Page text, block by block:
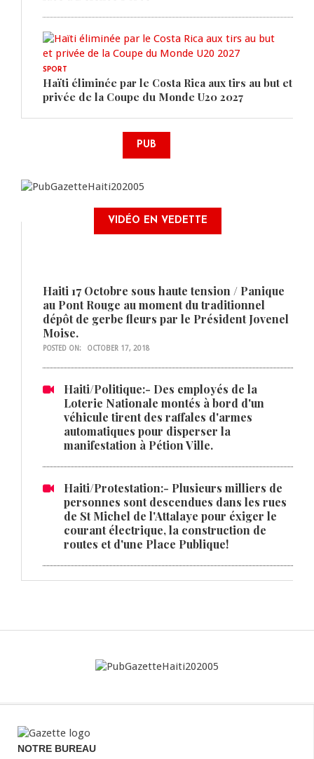
SPORT
Haïti éliminée par le Costa Rica aux tirs au but et
privée de la Coupe du Monde U20 2027
PUB
VIDÉO EN VEDETTE
Haiti 17 Octobre sous haute tension / Panique
au Pont Rouge au moment du traditionnel
dépôt de gerbe fleurs par le Président Jovenel
Moise.
POSTED ON: OCTOBER 17, 2018
Haiti/Politique:- Des employés de la
Loterie Nationale montés à bord d'un
véhicule tirent des raffales d'armes
automatiques pour disperser la
manifestation à Pétion Ville.
Haiti/Protestation:- Plusieurs milliers de
personnes sont descendues dans les rues
de St Michel de l'Attalaye pour éxiger le
courant électrique, la construction de
routes et d'une Place Publique!
NOTRE BUREAU